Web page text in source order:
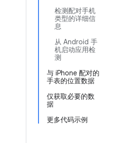
检测配对手机
类型的详细信
息
从 Android 手
机启动应用检
测
与 iPhone 配对的
手表的位置数据
仅获取必要的数
据
更多代码示例